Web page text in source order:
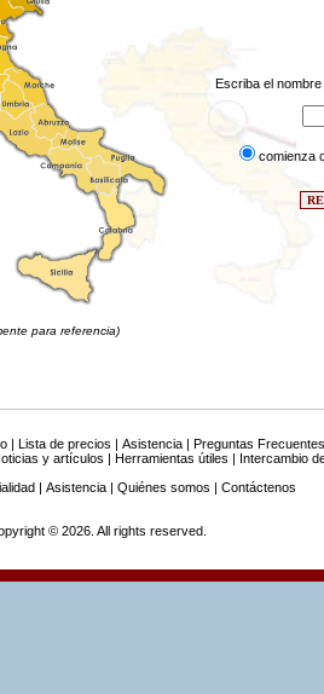
para referencia)
Escriba el
comienza
| Lista de precios | Asistencia| Preguntas Frecuentes
y artículos | Herramientas útiles | Intercambio
| Asistencia| Quiénes somos | Contáctenos
© 2026. All rights reserved.